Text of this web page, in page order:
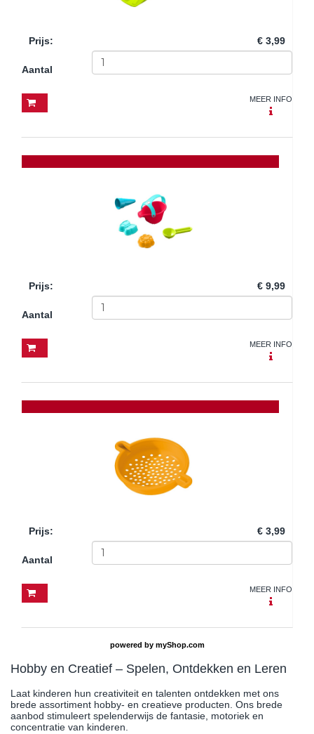
Prijs: € 3,99
Aantal
MEER INFO
Prijs: € 9,99
Aantal
MEER INFO
Prijs: € 3,99
Aantal
MEER INFO
powered by myShop.com
Hobby en Creatief – Spelen, Ontdekken en Leren
Laat kinderen hun creativiteit en talenten ontdekken met ons
brede assortiment hobby- en creatieve producten. Ons brede
aanbod stimuleert spelenderwijs de fantasie, motoriek en
concentratie van kinderen.